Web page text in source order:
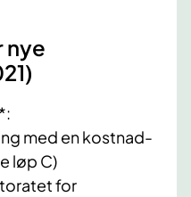
nye
med en kostnad-
løp C)
for